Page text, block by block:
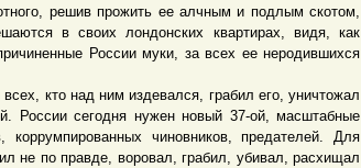
решив прожить ее алчным и подлым скотом,
в своих лондонских квартирах, видя, как
России муки, за всех ее неродившихся
кто над ним издевался, грабил его, уничтожал
России сегодня нужен новый 37-ой, масштабные
коррумпированных чиновников, предателей. Для
не по правде, воровал, грабил, убивал, расхищал